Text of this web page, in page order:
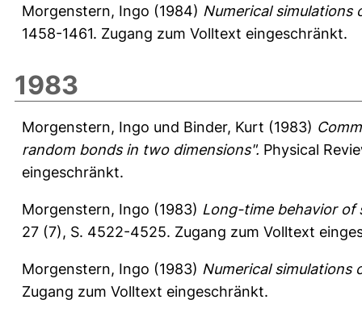
Morgenstern, Ingo (1984) Numerical simulations
1458-1461. Zugang zum Volltext eingeschränkt.
1983
Morgenstern, Ingo und Binder, Kurt (1983)
random bonds in two dimensions". Physical
eingeschränkt.
Morgenstern, Ingo (1983) Long-time behavior of
27 (7), S. 4522-4525. Zugang zum Volltext
Morgenstern, Ingo (1983) Numerical simulations
Zugang zum Volltext eingeschränkt.